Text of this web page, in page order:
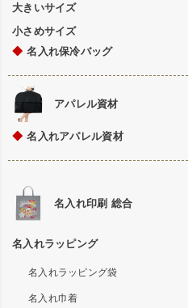
大きいサイズ
小さめサイズ
◆ 名入れ保冷バッグ
アパレル資材
◆ 名入れアパレル資材
名入れ印刷 総合
名入れラッピング
名入れラッピング袋
名入れ巾着